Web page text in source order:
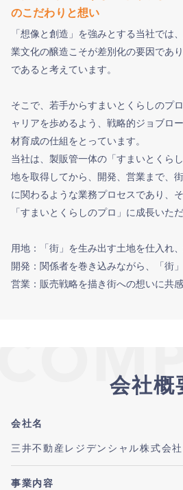
のこだわりと想い
「想像と創造」を強みとする当社では
業文化の醸造こそが差別化の要因であ
であると考えています。
そこで、若手からすまいとくらしのプ
ャリアを歩めるよう、戦略的ジョブロ
材育成の仕組をとっています。
当社は、製販管一体の「すまいとくら
地を取得してから、開発、営業まで、
に関わるような業務プロセスであり、
「すまいとくらしのプロ」に成長いただ
用地：「街」を生み出す土地を仕入れ
開発：関係者を巻き込みながら、「街
営業：販売戦略を描き街への想いに共
会社概
会社名
三井不動産レジデンシャル株式会社
事業内容